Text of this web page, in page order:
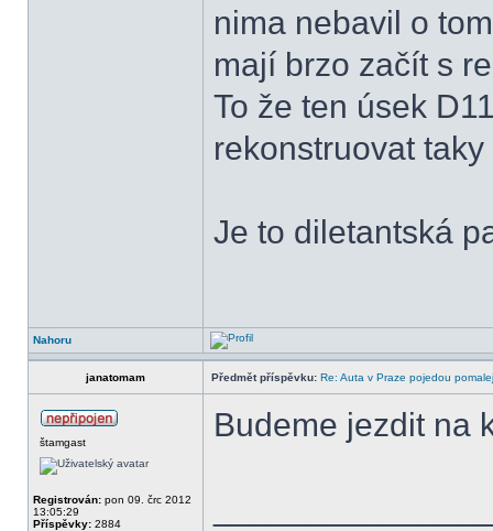
nima nebavil o
mají brzo začít s
To že ten úsek
rekonstruovat
Je to diletantská
Nahoru
janatomam Předmět příspěvku: Re: Auta v Praze pojedou
štamgast
Registrován: pon 09. črc 2012
13:05:29
Příspěvky: 2884
Budeme jezdit na